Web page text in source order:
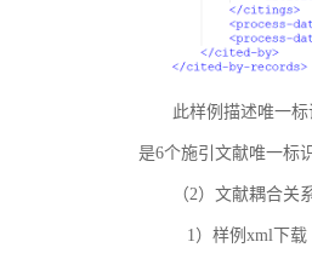
此样例描述唯一标
是6个施引文献唯一标
（2）文献耦合关
1）样例xml下载